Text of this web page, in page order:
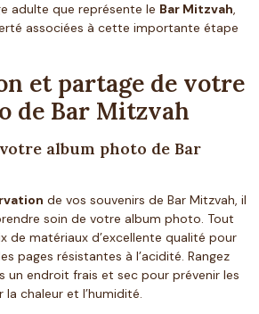
adulte que représente le Bar Mitzvah,
associées à cette importante étape
et partage de votre
de Bar Mitzvah
album photo de Bar
de vos souvenirs de Bar Mitzvah, il
soin de votre album photo. Tout
de matériaux d’excellente qualité pour
pages résistantes à l’acidité. Rangez
un endroit frais et sec pour prévenir les
chaleur et l’humidité.